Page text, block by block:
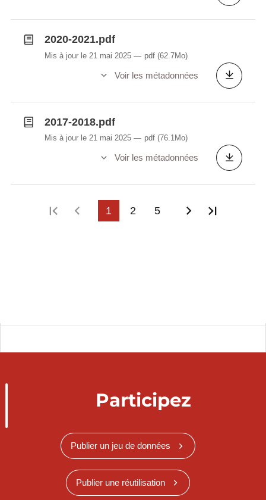
2020-2021.pdf
Mis à jour le 21 mai 2025 pdf (62.7Mo)
Voir les métadonnées
2017-2018.pdf
Mis à jour le 21 mai 2025 pdf (76.1Mo)
Voir les métadonnées
Première page
Page précédente
1 2 5 Page
Participez
Publier un jeu de données
Publier une réutilisation